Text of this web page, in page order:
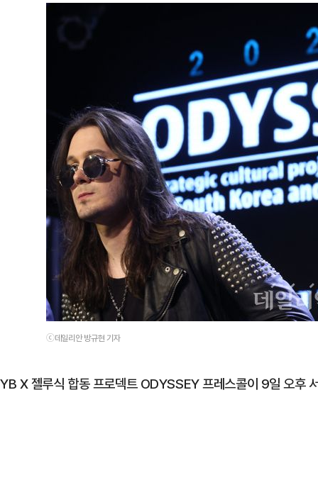
ⓒ데일리안 방규현 기자
YB X 젤루식 합동 프로덱트 ODYSSEY 프레스콜이 9일 오후